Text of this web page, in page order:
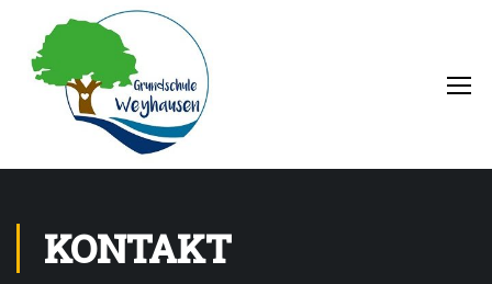
KONTAKT